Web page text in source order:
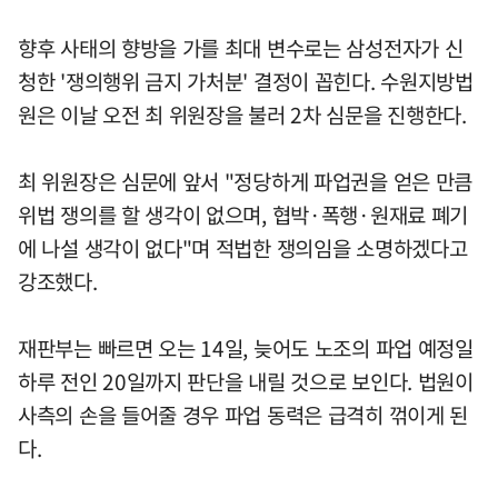
향후 사태의 향방을 가를 최대 변수로는 삼성전자가 신
청한 '쟁의행위 금지 가처분' 결정이 꼽힌다. 수원지방법
원은 이날 오전 최 위원장을 불러 2차 심문을 진행한다.
최 위원장은 심문에 앞서 "정당하게 파업권을 얻은 만큼
위법 쟁의를 할 생각이 없으며, 협박·폭행·원재료 폐기
에 나설 생각이 없다"며 적법한 쟁의임을 소명하겠다고
강조했다.
재판부는 빠르면 오는 14일, 늦어도 노조의 파업 예정일
하루 전인 20일까지 판단을 내릴 것으로 보인다. 법원이
사측의 손을 들어줄 경우 파업 동력은 급격히 꺾이게 된
다.